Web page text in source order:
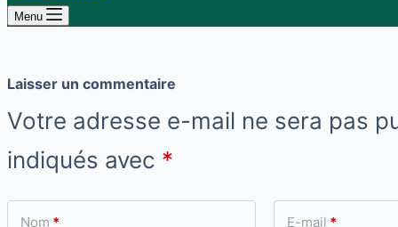
Menu
Laisser un commentaire
Votre adresse e-mail ne sera pas
indiqués avec *
Nom * E-mail *